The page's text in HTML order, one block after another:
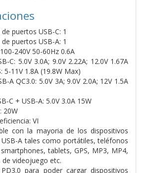
puertos USB-C: 1
puertos USB-A: 1
240V 50-60Hz 0.6A
C: 5.0V 3.0A; 9.0V 2.22A; 12.0V 1.67A
5-11V 1.8A (19.8W Max)
A QC3.0: 5.0V 3A; 9.0V 2.0A; 12V 1.5A
C + USB-A: 5.0V 3.0A 15W
20W
VI
con la mayoria de los dispositivos
USB-A tales como portátiles, teléfonos
tablets, GPS, MP3, MP4,
de videojuego etc.
para poder cargar dispositivos